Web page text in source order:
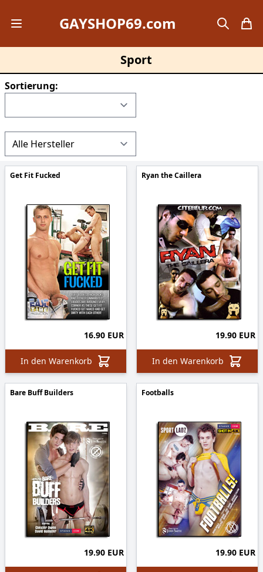
Open mobile menuGAYSHOP69.com search
Sport
Sortierung:
Get Fit Fucked
16.90 EUR
In den Warenkorb
Ryan the Caillera
19.90 EUR
In den Warenkorb
Bare Buff Builders
19.90 EUR
Footballs
19.90 EUR